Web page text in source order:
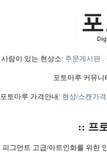
사람이 있는 현상소: 주문게시판.
포토마루 커뮤
포토마루 가격안내: 현상/스캔가격
:: 프
피그먼트 고급/아트인화를 위한